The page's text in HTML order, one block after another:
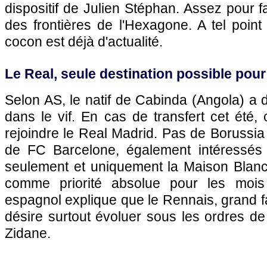
dispositif de Julien Stéphan. Assez pour
des frontières de l'Hexagone. A tel
cocon est déjà d'actualité.
Le Real, seule destination possible
Selon AS, le natif de Cabinda (Angola) a
dans le vif. En cas de transfert cet été,
rejoindre le Real Madrid. Pas de
de FC Barcelone, également
seulement et uniquement la Maison
comme priorité absolue pour les
espagnol explique que le Rennais, grand
désire surtout évoluer sous les ordres
Zidane.